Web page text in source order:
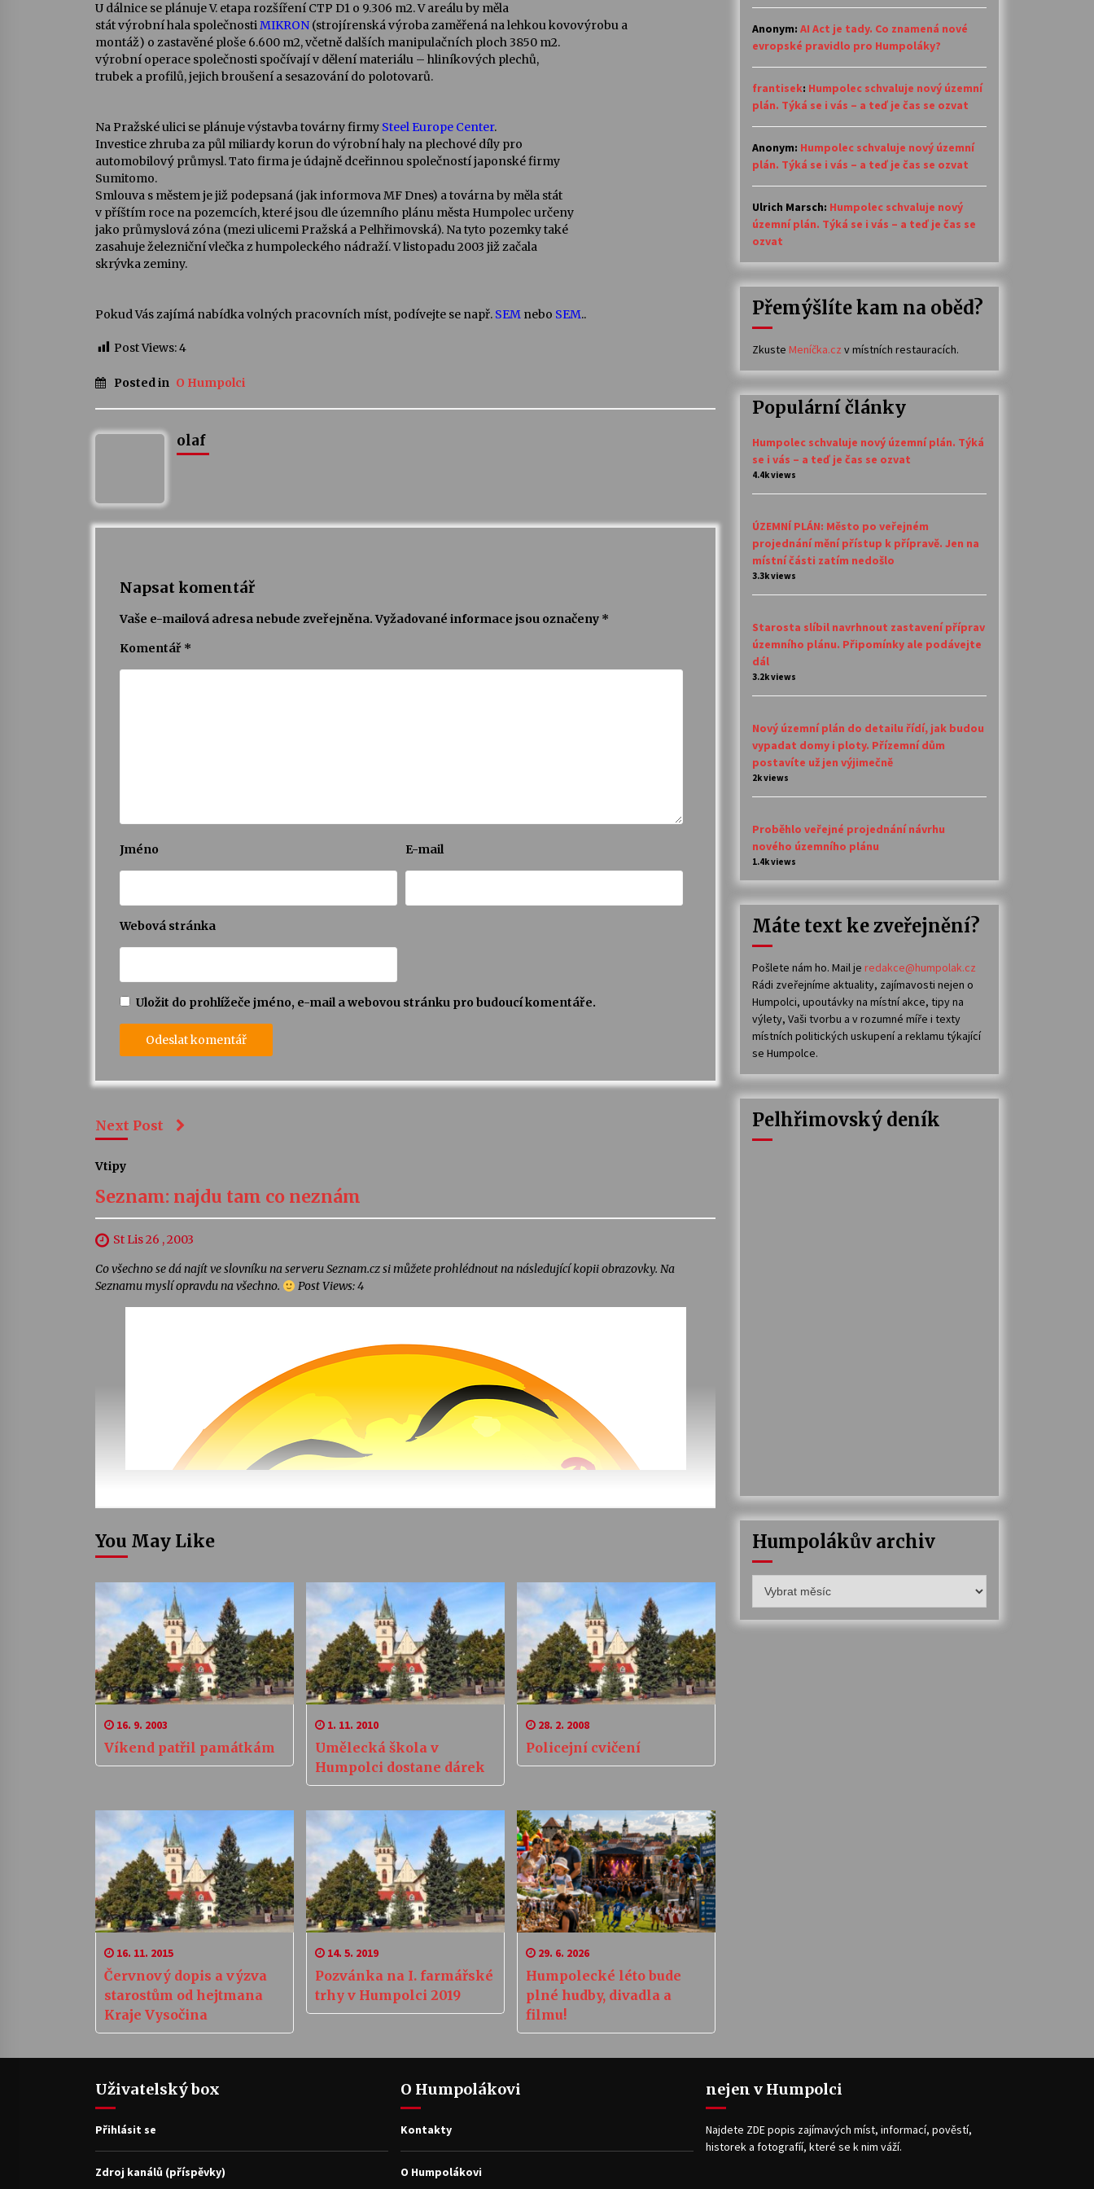
U dálnice se plánuje V. etapa rozšíření CTP D1 o 9.306 m2. V areálu by měla
stát výrobní hala společnostiMIKRON (strojírenská výroba zaměřená na lehkou kovovýrobu a
montáž) o zastavěné ploše 6.600 m2, včetně dalších manipulačních ploch 3850 m2.
výrobní operace společnosti spočívají v dělení materiálu – hliníkových plechů,
trubek a profilů, jejich broušení a sesazování do polotovarů.
Na Pražské ulici se plánuje výstavba továrny firmy Steel Europe Center.
Investice zhruba za půl miliardy korun do výrobní haly na plechové díly pro
automobilový průmysl. Tato firma je údajně dceřinnou společností japonské firmy
Sumitomo.
Smlouva s městem je již podepsaná (jak informova MF Dnes) a továrna by měla stát
v příštím roce na pozemcích, které jsou dle územního plánu města Humpolec určeny
jako průmyslová zóna (mezi ulicemi Pražská a Pelhřimovská). Na tyto pozemky také
zasahuje železniční vlečka z humpoleckého nádraží. V listopadu 2003 již začala
skrývka zeminy.
Pokud Vás zajímá nabídka volných pracovních míst, podívejte se např. SEM nebo SEM..
Post Views:4
Posted in O Humpolci
olaf
Napsat komentář
Vaše e-mailová adresa nebude zveřejněna. Vyžadované informace jsou označeny *
Komentář *
Jméno E-mail
Webová stránka
Uložit do prohlížeče jméno, e-mail a webovou stránku pro budoucí komentáře.
Next Post
Vtipy
Seznam: najdu tam co neznám
St Lis 26 , 2003
Co všechno se dá najít ve slovníku na serveru Seznam.cz si můžete prohlédnout na následující kopii obrazovky. Na
Seznamu myslí opravdu na všechno.
Post Views: 4
You May Like
16. 9. 2003
Víkend patřil památkám
1. 11. 2010
Umělecká škola v
Humpolci dostane dárek
28. 2. 2008
Policejní cvičení
16. 11. 2015
Červnový dopis a výzva
starostům od hejtmana
Kraje Vysočina
14. 5. 2019
Pozvánka na I. farmářské
trhy v Humpolci 2019
29. 6. 2026
Humpolecké léto bude
plné hudby, divadla a
filmu!
Anonym: AI Act je tady. Co znamená nové
evropské pravidlo pro Humpoláky?
frantisek: Humpolec schvaluje nový územní
plán. Týká se i vás – a teď je čas se ozvat
Anonym: Humpolec schvaluje nový územní
plán. Týká se i vás – a teď je čas se ozvat
Ulrich Marsch: Humpolec schvaluje nový
územní plán. Týká se i vás – a teď je čas se
ozvat
Přemýšlíte kam na oběd?
Zkuste Meníčka.cz v místních restauracích.
Populární články
Humpolec schvaluje nový územní plán. Týká
se i vás – a teď je čas se ozvat
4.4k views
ÚZEMNÍ PLÁN: Město po veřejném
projednání mění přístup k přípravě. Jen na
místní části zatím nedošlo
3.3k views
Starosta slíbil navrhnout zastavení příprav
územního plánu. Připomínky ale podávejte
dál
3.2k views
Nový územní plán do detailu řídí, jak budou
vypadat domy i ploty. Přízemní dům
postavíte už jen výjimečně
2k views
Proběhlo veřejné projednání návrhu
nového územního plánu
1.4k views
Máte text ke zveřejnění?
Pošlete nám ho. Mail je redakce@humpolak.cz
Rádi zveřejníme aktuality, zajímavosti nejen o
Humpolci, upoutávky na místní akce, tipy na
výlety, Vaši tvorbu a v rozumné míře i texty
místních politických uskupení a reklamu týkající
se Humpolce.
Pelhřimovský deník
Humpolákův archiv
archiv
Uživatelský box
Přihlásit se
Zdroj kanálů (příspěvky)
O Humpolákovi
Kontakty
O Humpolákovi
nejen v Humpolci
Najdete ZDE popis zajímavých míst, informací, pověstí,
historek a fotografíí, které se k nim váží.